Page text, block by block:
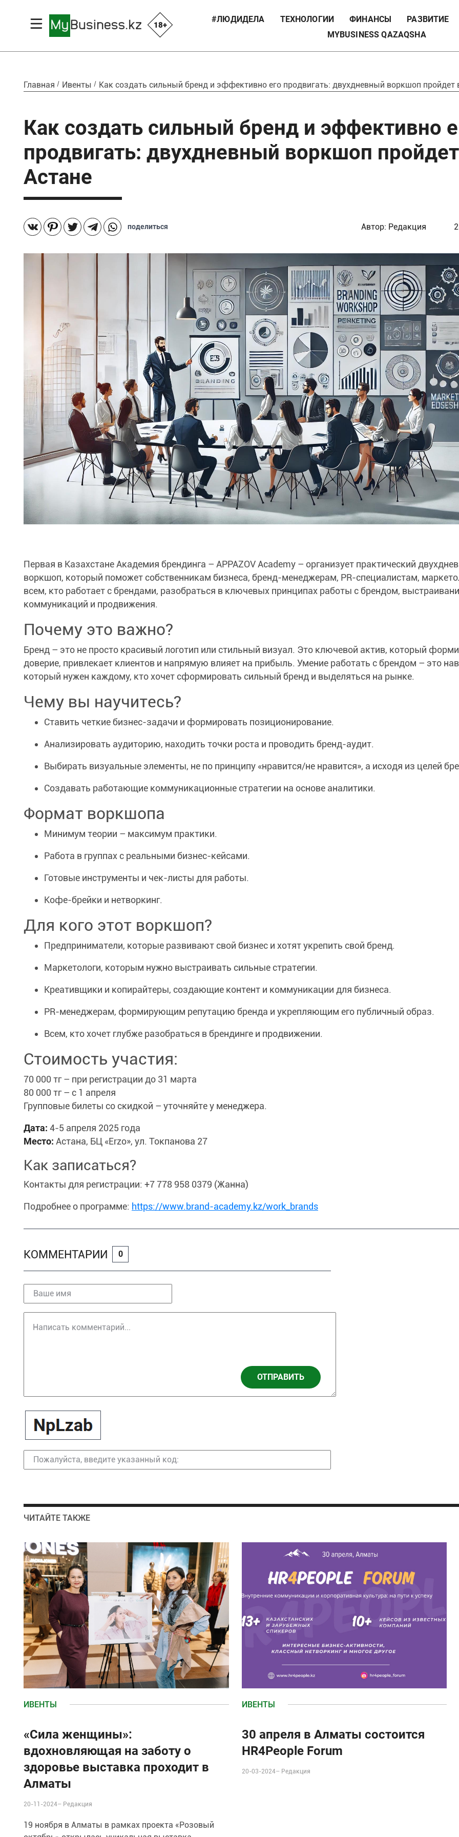
18+
#ЛЮДИДЕЛА ТЕХНОЛОГИИ ФИНАНСЫ
РАЗВИТИЕ
MYBUSINESS QAZAQSHA
Главная Ивенты Как создать сильный бренд и эффективно его продвигать: двухдневный воркшоп пройдет
Как создать сильный бренд и эффективно
продвигать: двухдневный воркшоп
Астане
поделиться Автор: Редакция
Первая в Казахстане Академия брендинга – APPAZOV Academy – организует практический
воркшоп, который поможет собственникам бизнеса, бренд-менеджерам, PR-специалистам,
всем, кто работает с брендами, разобраться в ключевых принципах работы с брендом,
коммуникаций и продвижения.
Почему это важно?
Бренд – это не просто красивый логотип или стильный визуал. Это ключевой актив, который
доверие, привлекает клиентов и напрямую влияет на прибыль. Умение работать с брендом – это
который нужен каждому, кто хочет сформировать сильный бренд и выделяться на рынке.
Чему вы научитесь?
Ставить четкие бизнес-задачи и формировать позиционирование.
Анализировать аудиторию, находить точки роста и проводить бренд-аудит.
Выбирать визуальные элементы, не по принципу «нравится/не нравится», а исходя из целей
Создавать работающие коммуникационные стратегии на основе аналитики.
Формат воркшопа
Минимум теории – максимум практики.
Работа в группах с реальными бизнес-кейсами.
Готовые инструменты и чек-листы для работы.
Кофе-брейки и нетворкинг.
Для кого этот воркшоп?
Предприниматели, которые развивают свой бизнес и хотят укрепить свой бренд.
Маркетологи, которым нужно выстраивать сильные стратегии.
Креативщики и копирайтеры, создающие контент и коммуникации для бизнеса.
PR-менеджерам, формирующим репутацию бренда и укрепляющим его публичный образ.
Всем, кто хочет глубже разобраться в брендинге и продвижении.
Стоимость участия:
70 000 тг – при регистрации до 31 марта
80 000 тг – с 1 апреля
Групповые билеты со скидкой – уточняйте у менеджера.
Дата: 4-5 апреля 2025 года
Место: Астана, БЦ «Erzo», ул. Токпанова 27
Как записаться?
Контакты для регистрации: +7 778 958 0379 (Жанна)
Подробнее о программе: https://www.brand-academy.kz/work_brands
КОММЕНТАРИИ 0
ОТПРАВИТЬ
ЧИТАЙТЕ ТАКЖЕ
ИВЕНТЫ
«Сила женщины»:
вдохновляющая на заботу о
здоровье выставка проходит в
Алматы
20-11-2024– Редакция
19 ноября в Алматы в рамках проекта «Розовый
ИВЕНТЫ
30 апреля в Алматы состоится
HR4People Forum
20-03-2024– Редакция